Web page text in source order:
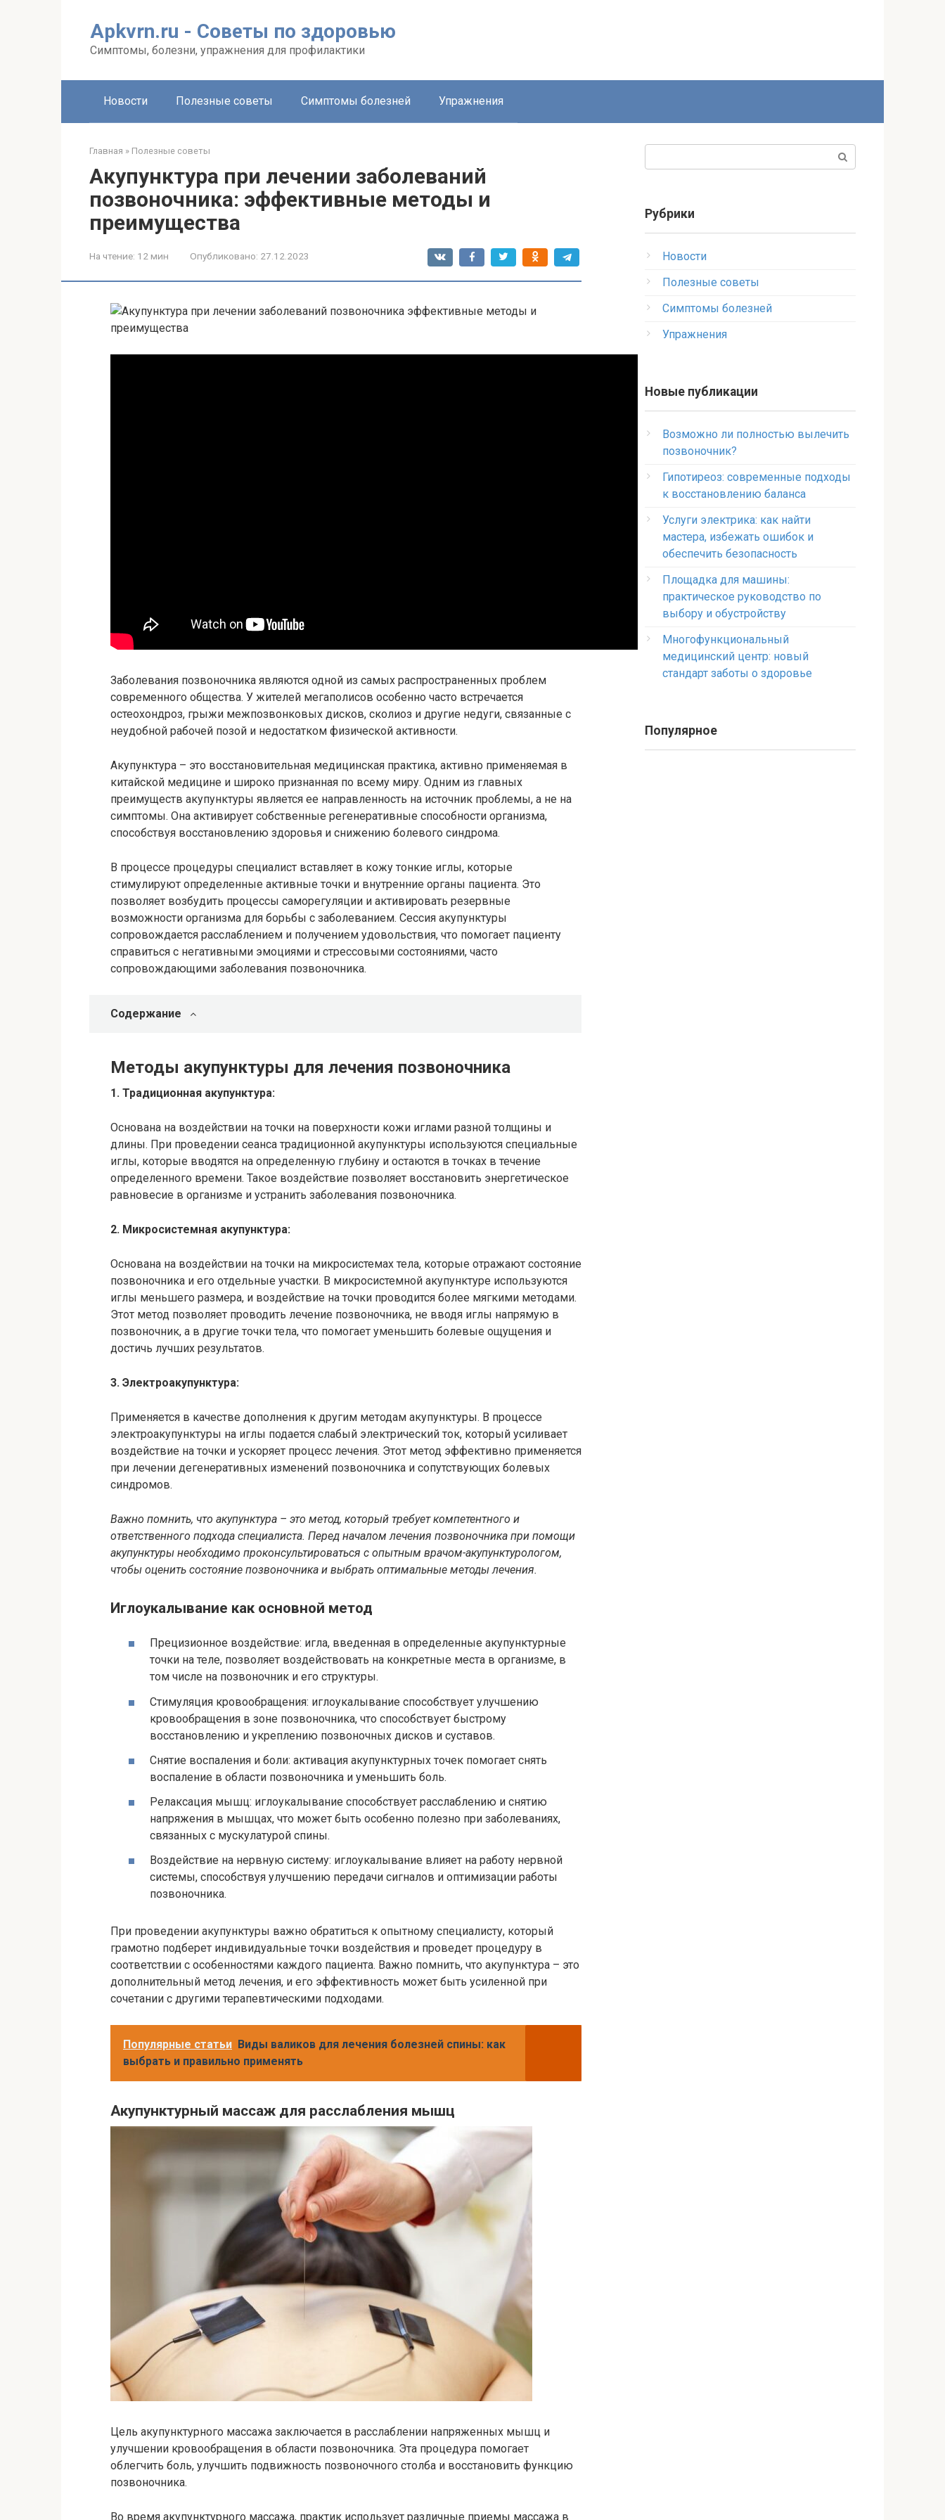
Apkvrn.ru - Советы по здоровью
Симптомы, болезни, упражнения для профилактики
Новости Полезные советы Симптомы болезней Упражнения
Главная » Полезные советы
Акупунктура при лечении заболеваний
позвоночника: эффективные методы и
преимущества
На чтение: 12 мин Опубликовано: 27.12.2023
Заболевания позвоночника являются одной из самых распространенных проблем
современного общества. У жителей мегаполисов особенно часто встречается
остеохондроз, грыжи межпозвонковых дисков, сколиоз и другие недуги, связанные с
неудобной рабочей позой и недостатком физической активности.
Акупунктура – это восстановительная медицинская практика, активно применяемая в
китайской медицине и широко признанная по всему миру. Одним из главных
преимуществ акупунктуры является ее направленность на источник проблемы, а не на
симптомы. Она активирует собственные регенеративные способности организма,
способствуя восстановлению здоровья и снижению болевого синдрома.
В процессе процедуры специалист вставляет в кожу тонкие иглы, которые
стимулируют определенные активные точки и внутренние органы пациента. Это
позволяет возбудить процессы саморегуляции и активировать резервные
возможности организма для борьбы с заболеванием. Сессия акупунктуры
сопровождается расслаблением и получением удовольствия, что помогает пациенту
справиться с негативными эмоциями и стрессовыми состояниями, часто
сопровождающими заболевания позвоночника.
Содержание
Методы акупунктуры для лечения позвоночника
1. Традиционная акупунктура:
Основана на воздействии на точки на поверхности кожи иглами разной толщины и
длины. При проведении сеанса традиционной акупунктуры используются специальные
иглы, которые вводятся на определенную глубину и остаются в точках в течение
определенного времени. Такое воздействие позволяет восстановить энергетическое
равновесие в организме и устранить заболевания позвоночника.
2. Микросистемная акупунктура:
Основана на воздействии на точки на микросистемах тела, которые отражают состояние
позвоночника и его отдельные участки. В микросистемной акупунктуре используются
иглы меньшего размера, и воздействие на точки проводится более мягкими методами.
Этот метод позволяет проводить лечение позвоночника, не вводя иглы напрямую в
позвоночник, а в другие точки тела, что помогает уменьшить болевые ощущения и
достичь лучших результатов.
3. Электроакупунктура:
Применяется в качестве дополнения к другим методам акупунктуры. В процессе
электроакупунктуры на иглы подается слабый электрический ток, который усиливает
воздействие на точки и ускоряет процесс лечения. Этот метод эффективно применяется
при лечении дегенеративных изменений позвоночника и сопутствующих болевых
синдромов.
Важно помнить, что акупунктура – это метод, который требует компетентного и
ответственного подхода специалиста. Перед началом лечения позвоночника при помощи
акупунктуры необходимо проконсультироваться с опытным врачом-акупунктурологом,
чтобы оценить состояние позвоночника и выбрать оптимальные методы лечения.
Иглоукалывание как основной метод
Прецизионное воздействие: игла, введенная в определенные акупунктурные
точки на теле, позволяет воздействовать на конкретные места в организме, в
том числе на позвоночник и его структуры.
Стимуляция кровообращения: иглоукалывание способствует улучшению
кровообращения в зоне позвоночника, что способствует быстрому
восстановлению и укреплению позвоночных дисков и суставов.
Снятие воспаления и боли: активация акупунктурных точек помогает снять
воспаление в области позвоночника и уменьшить боль.
Релаксация мышц: иглоукалывание способствует расслаблению и снятию
напряжения в мышцах, что может быть особенно полезно при заболеваниях,
связанных с мускулатурой спины.
Воздействие на нервную систему: иглоукалывание влияет на работу нервной
системы, способствуя улучшению передачи сигналов и оптимизации работы
позвоночника.
При проведении акупунктуры важно обратиться к опытному специалисту, который
грамотно подберет индивидуальные точки воздействия и проведет процедуру в
соответствии с особенностями каждого пациента. Важно помнить, что акупунктура – это
дополнительный метод лечения, и его эффективность может быть усиленной при
сочетании с другими терапевтическими подходами.
Популярные статьи Виды валиков для лечения болезней спины: как
выбрать и правильно применять
Акупунктурный массаж для расслабления мышц
Цель акупунктурного массажа заключается в расслаблении напряженных мышц и
улучшении кровообращения в области позвоночника. Эта процедура помогает
облегчить боль, улучшить подвижность позвоночного столба и восстановить функцию
позвоночника.
Во время акупунктурного массажа, практик использует различные приемы массажа в
Рубрики
Новости
Полезные советы
Симптомы болезней
Упражнения
Новые публикации
Возможно ли полностью вылечить
позвоночник?
Гипотиреоз: современные подходы
к восстановлению баланса
Услуги электрика: как найти
мастера, избежать ошибок и
обеспечить безопасность
Площадка для машины:
практическое руководство по
выбору и обустройству
Многофункциональный
медицинский центр: новый
стандарт заботы о здоровье
Популярное